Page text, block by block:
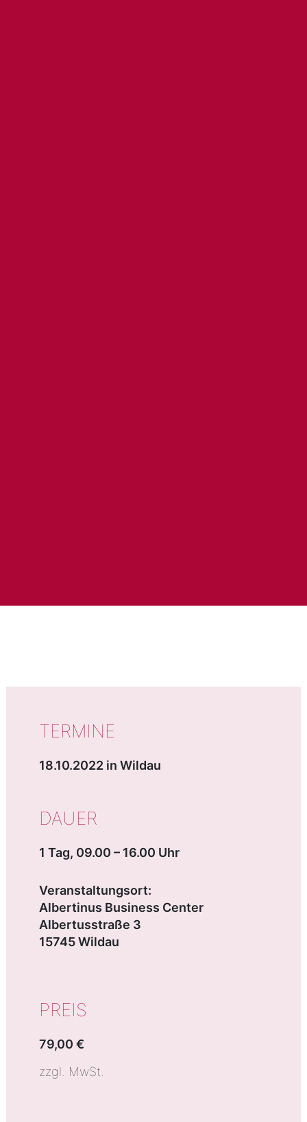
TERMINE
18.10.2022 in Wildau
DAUER
1 Tag, 09.00 – 16.00 Uhr
Veranstaltungsort:
Albertinus Business Center
Albertusstraße 3
15745 Wildau
PREIS
79,00 €
zzgl. MwSt.